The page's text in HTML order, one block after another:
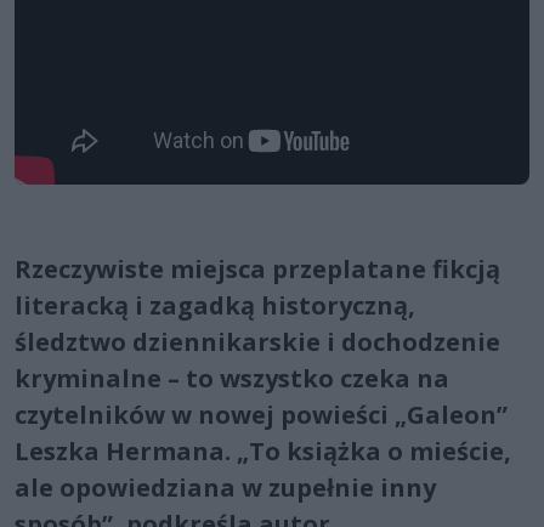
Rzeczywiste miejsca przeplatane fikcją
literacką i zagadką historyczną,
śledztwo dziennikarskie i dochodzenie
kryminalne – to wszystko czeka na
czytelników w nowej powieści „Galeon”
Leszka Hermana. „To książka o mieście,
ale opowiedziana w zupełnie inny